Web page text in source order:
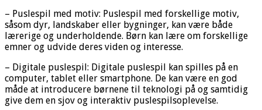
– Puslespil med motiv: Puslespil med forskellige motiv,
såsom dyr, landskaber eller bygninger, kan være både
lærerige og underholdende. Børn kan lære om forskellige
emner og udvide deres viden og interesse.
– Digitale puslespil: Digitale puslespil kan spilles på en
computer, tablet eller smartphone. De kan være en god
måde at introducere børnene til teknologi på og samtidig
give dem en sjov og interaktiv puslespilsoplevelse.